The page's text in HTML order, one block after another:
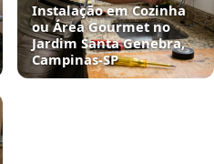
Instalação em Cozinha
ou Área Gourmet no
Jardim Santa Genebra,
Campinas‑SP